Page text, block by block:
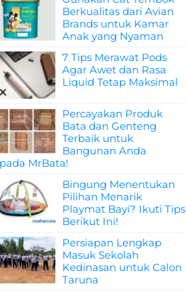
Berkualitas dari Avian
Brands untuk Kamar
Anak yang Nyaman
7 Tips Merawat Pods
Agar Awet dan Rasa
Liquid Tetap Maksimal
Percayakan Produk
Bata dan Genteng
Terbaik untuk
Bangunan Anda
MrBata!
Bingung Menentukan
Pilihan Menarik
Playmat Bayi? Ikuti Tips
Berikut Ini!
Persiapan Lengkap
Masuk Sekolah
Kedinasan untuk Calon
Taruna